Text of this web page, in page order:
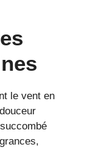
le vent en